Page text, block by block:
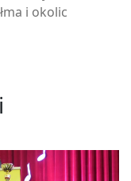
i okolic